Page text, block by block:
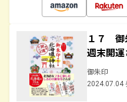
１７ 御
週末開
御朱印
2024.07.04